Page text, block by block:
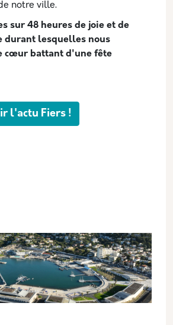
notre ville.
sur 48 heures de joie et de
durant lesquelles nous
cœur battant d'une fête
l'actu Fiers !